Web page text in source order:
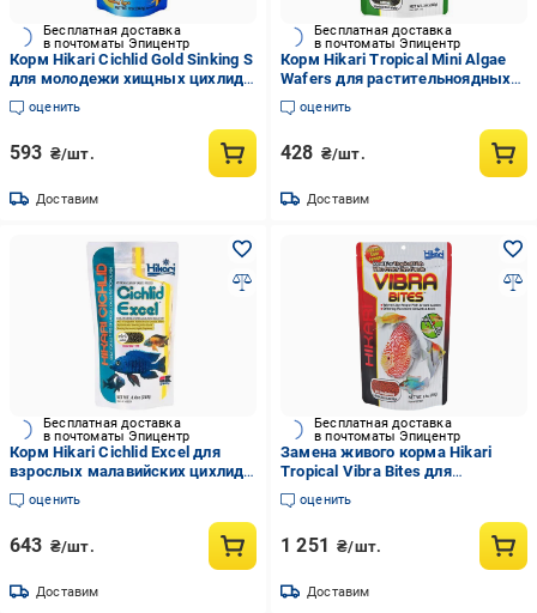
Бесплатная доставка
в почтоматы Эпицентр
Корм Hikari Cichlid Gold Sinking S
для молодежи хищных цихлид
8-15 см/гранулы 3,0-3,4 мм/342
г тонущий (04633)
оценить
593 ₴/шт.
Доставим
Бесплатная доставка
в почтоматы Эпицентр
Корм Hikari Tropical Mini Algae
Wafers для растительноядных
рыб длиной +3 см диски 5 мм 85
г тонущий (21416)
оценить
428 ₴/шт.
Доставим
Бесплатная доставка
в почтоматы Эпицентр
Корм Hikari Cichlid Excel для
взрослых малавийских цихлид
15-30 см M гранулы 5,0-5,0 мм
250 г (14328)
оценить
643 ₴/шт.
Доставим
Бесплатная доставка
в почтоматы Эпицентр
Замена живого корма Hikari
Tropical Vibra Bites для
аквариумных рыб 5-10 см черви
5-6 мм 280 г медленно-тонучий
оценить
1 251 ₴/шт.
Доставим